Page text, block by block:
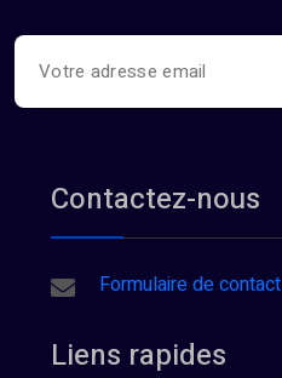
Contactez-nous
Formulaire de contact
Liens rapides